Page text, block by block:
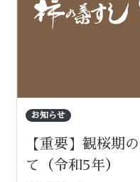
お知らせ
【重要】観桜期
て（令和5年）